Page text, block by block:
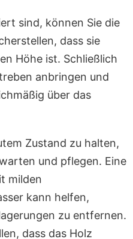
sind, können Sie die
dass sie
Höhe ist. Schließlich
anbringen und
über das
Zustand zu halten,
und pflegen. Eine
milden
kann helfen,
zu entfernen.
dass das Holz